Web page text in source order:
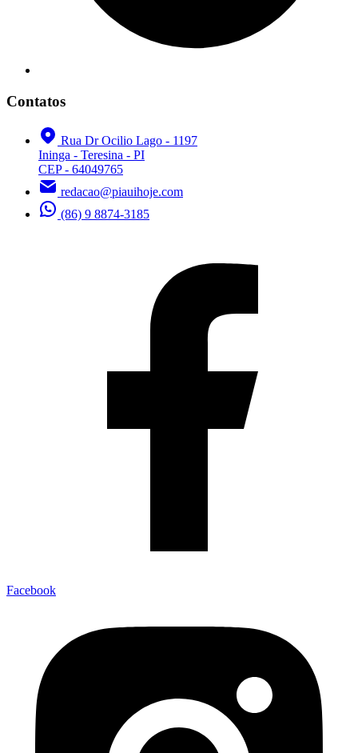
Contatos
Rua Dr Ocilio Lago - 1197
Ininga - Teresina - PI
CEP - 64049765
redacao@piauihoje.com
(86) 9 8874-3185
Facebook